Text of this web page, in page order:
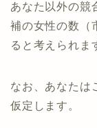
あなた以外の競
補の女性の数（
ると考えられま
なお、あなたは
仮定します。